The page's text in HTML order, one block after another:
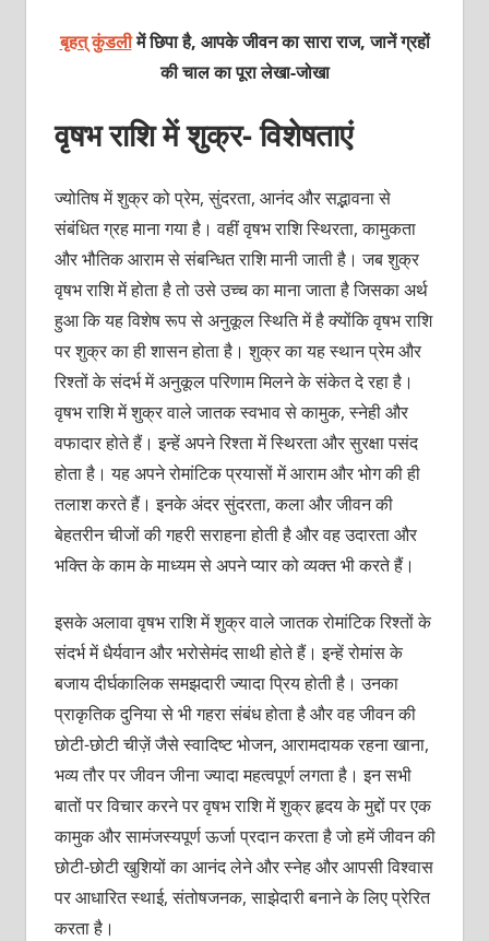
बृहत् कुंडलीमें छिपा है, आपके जीवन का सारा राज, जानें ग्रहों
की चाल का पूरा लेखा-जोखा
वृषभ राशि में शुक्र- विशेषताएं
ज्योतिष में शुक्र को प्रेम, सुंदरता, आनंद और सद्भावना से
संबंधित ग्रह माना गया है। वहीं वृषभ राशि स्थिरता, कामुकता
और भौतिक आराम से संबन्धित राशि मानी जाती है। जब शुक्र
वृषभ राशि में होता है तो उसे उच्च का माना जाता है जिसका अर्थ
हुआ कि यह विशेष रूप से अनुकूल स्थिति में है क्योंकि वृषभ राशि
पर शुक्र का ही शासन होता है। शुक्र का यह स्थान प्रेम और
रिश्तों के संदर्भ में अनुकूल परिणाम मिलने के संकेत दे रहा है।
वृषभ राशि में शुक्र वाले जातक स्वभाव से कामुक, स्नेही और
वफादार होते हैं। इन्हें अपने रिश्ता में स्थिरता और सुरक्षा पसंद
होता है। यह अपने रोमांटिक प्रयासों में आराम और भोग की ही
तलाश करते हैं। इनके अंदर सुंदरता, कला और जीवन की
बेहतरीन चीजों की गहरी सराहना होती है और वह उदारता और
भक्ति के काम के माध्यम से अपने प्यार को व्यक्त भी करते हैं।
इसके अलावा वृषभ राशि में शुक्र वाले जातक रोमांटिक रिश्तों के
संदर्भ में धैर्यवान और भरोसेमंद साथी होते हैं। इन्हें रोमांस के
बजाय दीर्घकालिक समझदारी ज्यादा प्रिय होती है। उनका
प्राकृतिक दुनिया से भी गहरा संबंध होता है और वह जीवन की
छोटी-छोटी चीज़ें जैसे स्वादिष्ट भोजन, आरामदायक रहना खाना,
भव्य तौर पर जीवन जीना ज्यादा महत्वपूर्ण लगता है। इन सभी
बातों पर विचार करने पर वृषभ राशि में शुक्र हृदय के मुद्दों पर एक
कामुक और सामंजस्यपूर्ण ऊर्जा प्रदान करता है जो हमें जीवन की
छोटी-छोटी खुशियों का आनंद लेने और स्नेह और आपसी विश्वास
पर आधारित स्थाई, संतोषजनक, साझेदारी बनाने के लिए प्रेरित
करता है।